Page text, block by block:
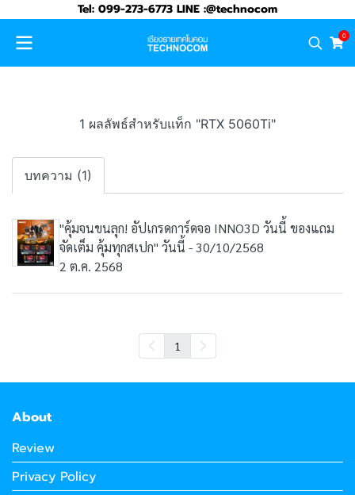
Tel: 099-273-6773 LINE :@technocom
0
1 ผลลัพธ์สำหรับแท็ก "RTX 5060Ti"
บทความ (1)
"คุ้มจนขนลุก! อัปเกรดการ์ดจอ INNO3D วันนี้ ของแถม
จัดเต็ม คุ้มทุกสเปก" วันนี้ - 30/10/2568
2 ต.ค. 2568
1
About
Review
Privacy Policy